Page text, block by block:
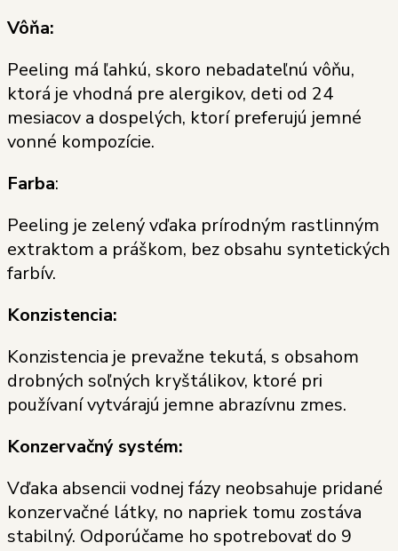
Vôňa:
Peeling má ľahkú, skoro nebadateľnú vôňu,
ktorá je vhodná pre alergikov, deti od 24
mesiacov a dospelých, ktorí preferujú jemné
vonné kompozície.
Farba:
Peeling je zelený vďaka prírodným rastlinným
extraktom a práškom, bez obsahu syntetických
farbív.
Konzistencia:
Konzistencia je prevažne tekutá, s obsahom
drobných soľných kryštálikov, ktoré pri
používaní vytvárajú jemne abrazívnu zmes.
Konzervačný systém:
Vďaka absencii vodnej fázy neobsahuje pridané
konzervačné látky, no napriek tomu zostáva
stabilný. Odporúčame ho spotrebovať do 9